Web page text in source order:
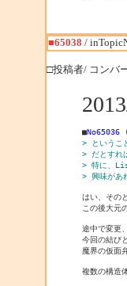
■65038 /
□投稿者/ コンバ
■No65036
> というこ
> だとすれ
> 特に、
> 興味があ
はい、その
この後大元
途中で変更
今回の結び
魔界の仮面
複数の構造